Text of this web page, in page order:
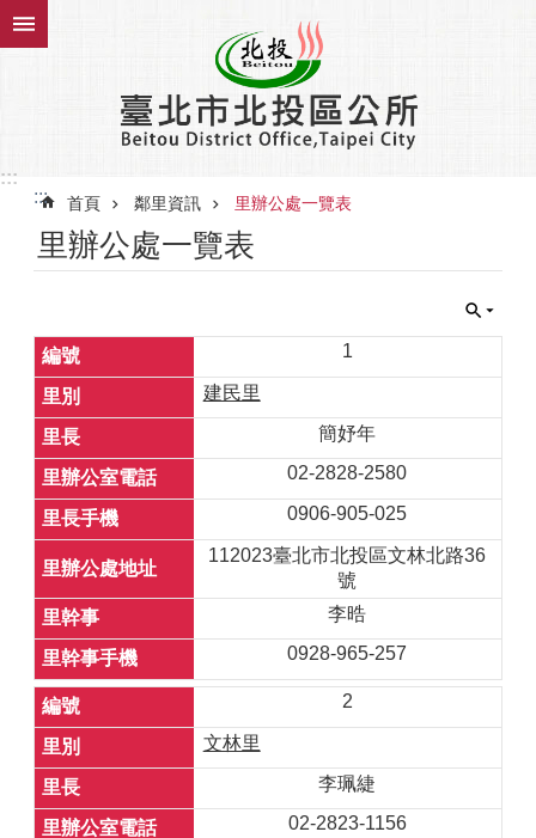
跳到主要內容區塊
:::
:::
首頁 鄰里資訊 里辦公處一覽表
里辦公處一覽表
1
建民里
簡妤年
02-2828-2580
0906-905-025
112023臺北市北投區文林北路36
號
李晧
0928-965-257
2
文林里
李珮緁
02-2823-1156